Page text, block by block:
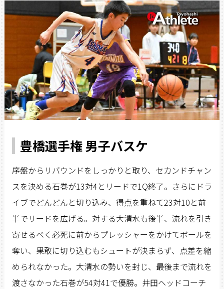
豊橋選手権 男子バスケ
序盤からリバウンドをしっかりと取り、セカンドチャン
スを決める石巻が13対4とリードで1Q終了。さらにドラ
イブでどんどんと切り込み、得点を重ねて23対10と前
半でリードを広げる。対する大清水も後半、流れを引き
寄せるべく必死に前からプレッシャーをかけてボールを
奪い、果敢に切り込むもシュートが決まらず、点差を縮
められなかった。大清水の勢いを封じ、最後まで流れを
渡さなかった石巻が54対41で優勝。井田ヘッドコーチ